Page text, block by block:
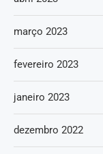
março 2023
fevereiro 2023
janeiro 2023
dezembro 2022